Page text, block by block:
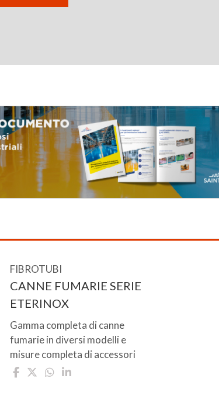
FIBROTUBI
CANNE FUMARIE SERIE
ETERINOX
Gamma completa di canne
fumarie in diversi modelli e
misure completa di accessori